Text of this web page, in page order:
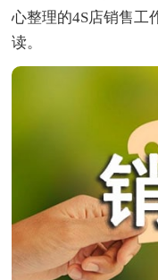
心整理的4S店销售工
读。